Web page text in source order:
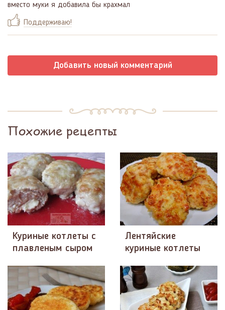
вместо муки я добавила бы крахмал
Поддерживаю!
Добавить новый комментарий
Похожие рецепты
Куриные котлеты с
плавленым сыром
Лентяйские
куриные котлеты